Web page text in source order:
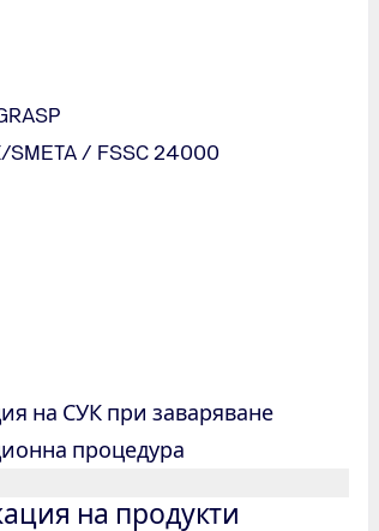
SMETA / FSSC 24000
на СУК при заваряване
процедура
на продукти